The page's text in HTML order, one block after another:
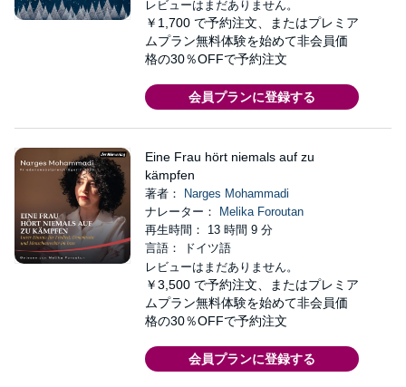
レビューはまだありません。
￥1,700 で予約注文、またはプレミア
ムプラン無料体験を始めて非会員価
格の30％OFFで予約注文
会員プランに登録する
Eine Frau hört niemals auf zu
kämpfen
著者：
Narges Mohammadi
ナレーター：
Melika Foroutan
再生時間： 13 時間 9 分
言語： ドイツ語
レビューはまだありません。
￥3,500 で予約注文、またはプレミア
ムプラン無料体験を始めて非会員価
格の30％OFFで予約注文
会員プランに登録する